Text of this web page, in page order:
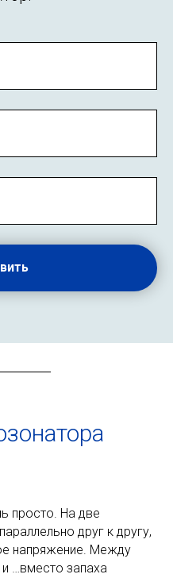
просто. На две
друг к другу,
напряжение. Между
…вместо запаха